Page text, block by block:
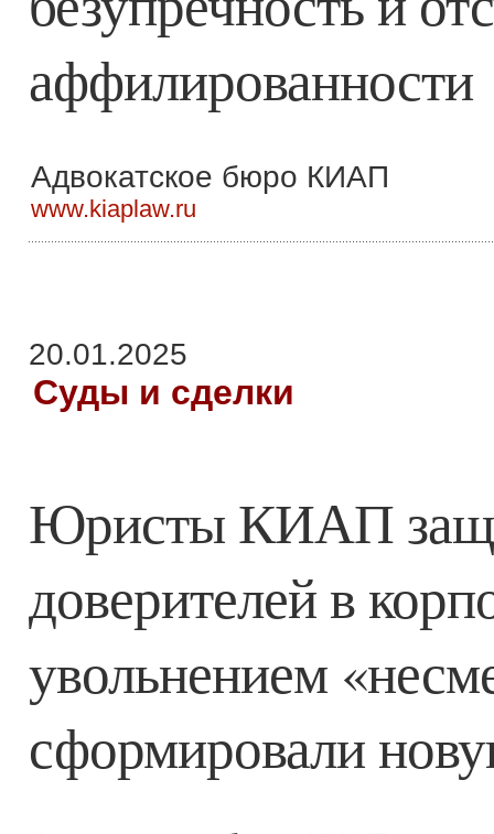
аффилированности
Адвокатское бюро КИАП
www.kiaplaw.ru
20.01.2025
Суды и сделки
Юристы КИАП
доверителей в
увольнением
сформировали